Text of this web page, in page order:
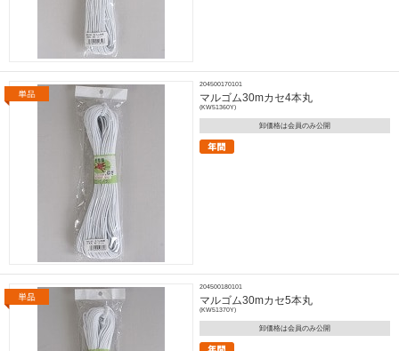
204500170101
マルゴム30mカセ4本丸
(KW51360Y)
卸価格は会員のみ公開
204500180101
マルゴム30mカセ5本丸
(KW51370Y)
卸価格は会員のみ公開